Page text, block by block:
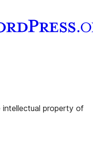
Tumblr
intellectual property of